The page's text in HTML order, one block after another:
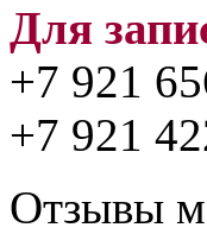
Для
+7 921
+7 921
Отзывы